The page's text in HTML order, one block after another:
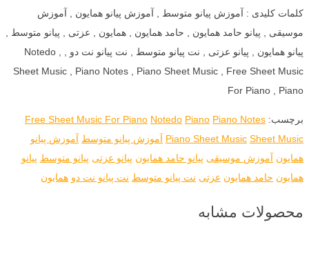
کلمات کلیدی : آموزش پیانو متوسط , آموزش پیانو همایون , آموزش
موسیقی , پیانو حامد همایون , حامد همایون , همایون , عزتی , پیانو متوسط ,
پیانو همایون , پیانو عزتی , نت پیانو متوسط , نت پیانو نت دو , Notedo ,
Sheet Music , Piano Notes , Piano Sheet Music , Free Sheet Music
For Piano , Piano
برچسب: Free Sheet Music For Piano Notedo Piano Piano Notes
Piano Sheet Music Sheet Music آموزش پیانو متوسط آموزش پیانو
همایون آموزش موسیقی پیانو حامد همایون پیانو عزتی پیانو متوسط پیانو
همایون حامد همایون عزتی نت پیانو متوسط نت پیانو نت دو همایون
محصولات مشابه